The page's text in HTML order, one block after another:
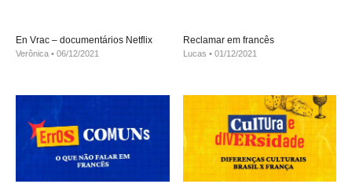
En Vrac – documentários Netflix
Verônica 06/12/2021
Reclamar em francês
Lucas 01/12/2021